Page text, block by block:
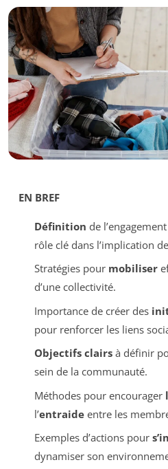
EN BREF
Définition de
rôle clé dans l’implication
Stratégies pour mobiliser
d’une collectivité.
Importance de créer des
pour renforcer les liens
Objectifs clairsà définir
sein de la communauté.
Méthodes pour encourager
l’entraideentre les
Exemples d’actions pour
dynamiser son